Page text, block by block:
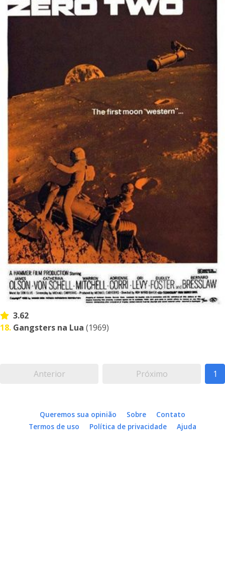
3.62
18. Gangsters na Lua (1969)
Anterior Próximo 1
Queremos sua opinião Sobre
Contato
Termos de uso
Política de privacidade Ajuda